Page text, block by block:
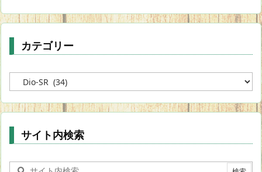
カテゴリー
テ
ゴ
リ
ー
サイト内検索